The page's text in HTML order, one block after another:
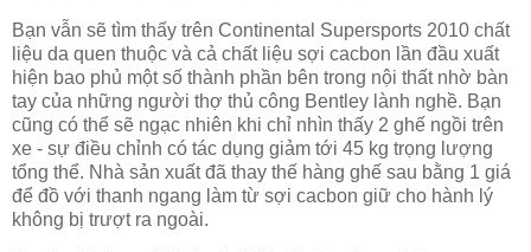
Bạn vẫn sẽ tìm thấy trên Continental Supersports 2010 chất
liệu da quen thuộc và cả chất liệu sợi cacbon lần đầu xuất
hiện bao phủ một số thành phần bên trong nội thất nhờ bàn
tay của những người thợ thủ công Bentley lành nghề. Bạn
cũng có thể sẽ ngạc nhiên khi chỉ nhìn thấy 2 ghế ngồi trên
xe - sự điều chỉnh có tác dụng giảm tới 45 kg trọng lượng
tổng thể. Nhà sản xuất đã thay thế hàng ghế sau bằng 1 giá
để đồ với thanh ngang làm từ sợi cacbon giữ cho hành lý
không bị trượt ra ngoài.